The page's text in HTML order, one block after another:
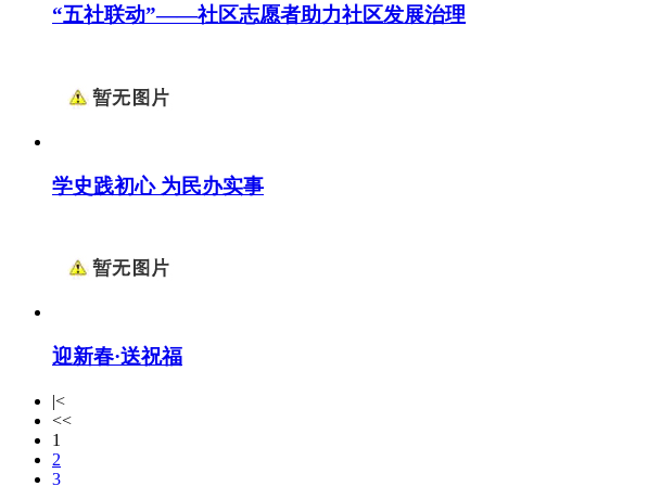
“五社联动”——社区志愿者助力社区发展治理
学史践初心 为民办实事
迎新春·送祝福
|<
<<
1
2
3